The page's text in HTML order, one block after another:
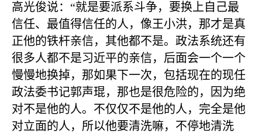
高光俊说：“就是要派系斗争，要换上自己最
信任、最值得信任的人，像王小洪，那才是真
正他的铁杆亲信，其他都不是。政法系统还有
很多人都不是习近平的亲信，后面会一个一个
慢慢地换掉，那如果下一次，包括现在的现任
政法委书记郭声琨，那也是很危险的，因为绝
对不是他的人。不仅仅不是他的人，完全是他
对立面的人，所以他要清洗嘛，不停地清洗